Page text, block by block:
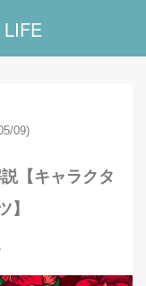
LIFE
09)
【キャラクタ
】